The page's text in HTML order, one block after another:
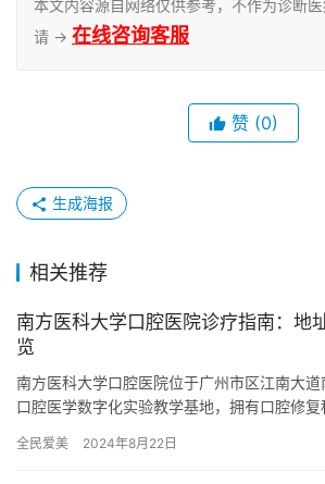
本文内容源自网络仅供参考，不作为诊断
请 → 在线咨询客服
赞 (0)
生成海报
相关推荐
南方医科大学口腔医院诊疗指南：地
览
南方医科大学口腔医院位于广州市区江南大
口腔医学数字化实验教学基地，拥有口腔修
腔专…
全民爱美 2024年8月22日